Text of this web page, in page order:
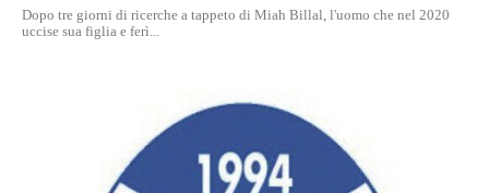
Dopo tre giorni di ricerche a tappeto di Miah Billal, l'uomo che nel 2020
uccise sua figlia e ferì...